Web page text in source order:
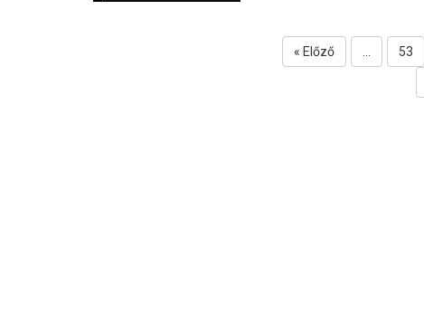
« Előző ... 53